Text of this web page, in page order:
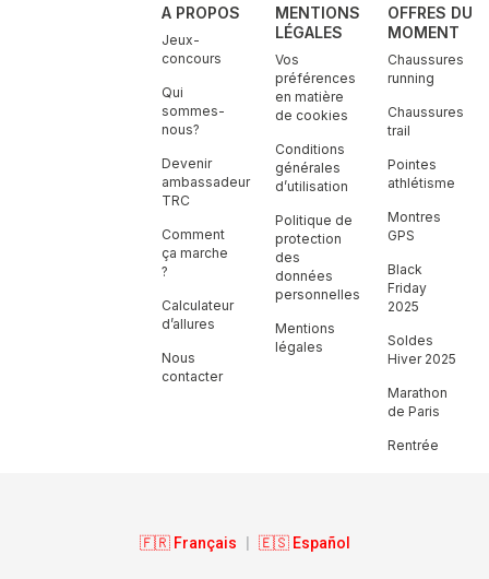
A PROPOS
Jeux-
concours
Qui
sommes-
nous?
Devenir
ambassadeur
TRC
Comment
ça marche
?
Calculateur
d’allures
Nous
contacter
MENTIONS
LÉGALES
Vos
préférences
en matière
de cookies
Conditions
générales
d’utilisation
Politique de
protection
des
données
personnelles
Mentions
légales
OFFRES DU
MOMENT
Chaussures
running
Chaussures
trail
Pointes
athlétisme
Montres
GPS
Black
Friday
2025
Soldes
Hiver 2025
Marathon
de Paris
Rentrée
🇫🇷 Français 🇪🇸 Español